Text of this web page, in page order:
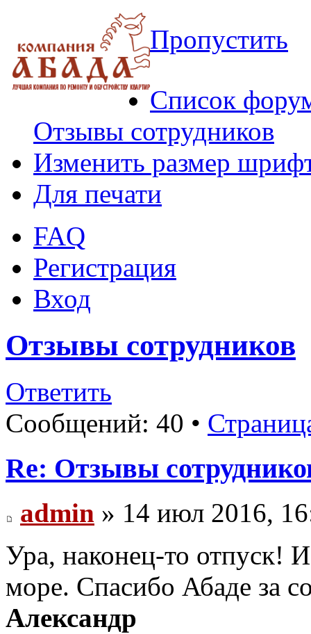
Пропустить
Список
Отзывы сотрудников
Изменить размер
Для печати
FAQ
Регистрация
Вход
Отзывы сотрудников
Ответить
Сообщений: 40 •
Re: Отзывы
admin » 14 июл 2016,
Ура, наконец-то отпуск!
море. Спасибо Абаде за
Александр